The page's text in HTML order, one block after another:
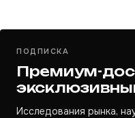
ПОДПИСКА
Премиум-
Исследования рынка,